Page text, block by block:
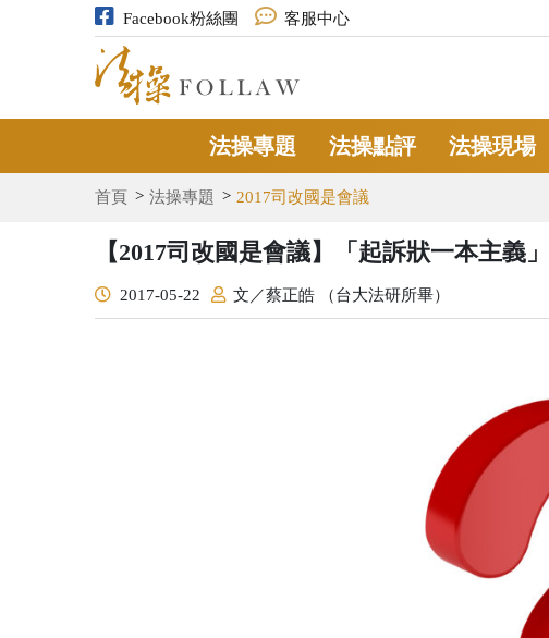
Facebook粉絲團 客服中心
法操專題 法操點評 法操現場
首頁 法操專題 2017司改國是會議
【2017司改國是會議】「起訴狀一本主義
2017-05-22 ​文／蔡正皓 （台大法研所畢）